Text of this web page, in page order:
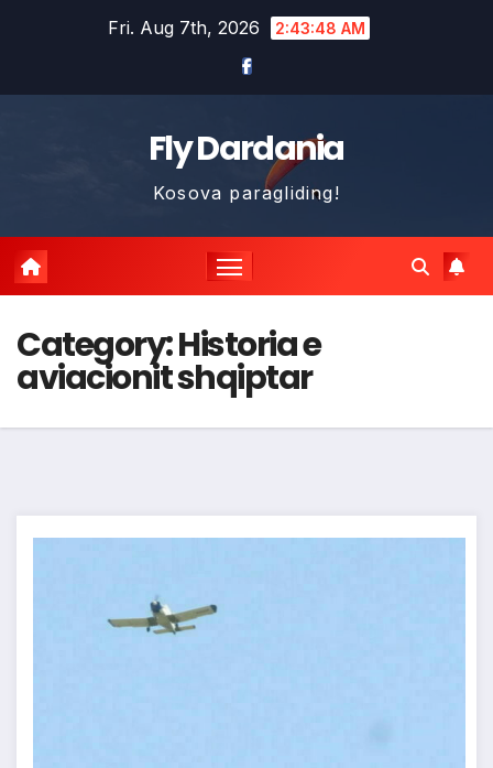
Fri. Aug 7th, 2026 2:43:49 AM
Fly Dardania
Kosova paragliding!
Category:Historia e
aviacionit shqiptar